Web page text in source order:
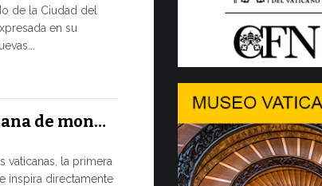
de la Ciudad del
en su
de mon…
vaticanas, la primera
inspira directamente
LA
EN
En un
13 JULIO, 2026
Tres